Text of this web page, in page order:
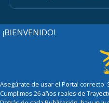
¡BIENVENIDO!
Asegúrate de usar el Portal correcto.
Cumplimos 26 años reales de